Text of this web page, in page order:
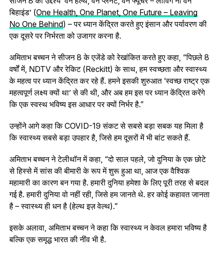
बिहाइंड’ (One Health, One Planet, One Future – Leaving
No One Behind) – पर ध्यान केंद्रित करते हुए इंसान और पर्यावरण की
एक दूसरे पर निर्भरता को उजागर करना है.
अमिताभ बच्चन ने सीजन 8 के एजेंडे को रेखांकित करते हुए कहा, “पिछले 8
वर्षों में, NDTV और रेकिट (Reckitt) के साथ, हम स्वच्छता और स्वास्थ्य
के महत्व पर ध्यान केंद्रित कर रहे हैं. हमने इसकी शुरुआत ‘स्वच्छ राष्ट्र एक
महत्वपूर्ण लक्ष्य क्यों था’ से की थी, और अब हम इस पर ध्यान केंद्रित करेंगे
कि एक स्वस्थ भविष्य इस आधार पर क्यों निर्भर है.”
उन्होंने आगे कहा कि COVID-19 संकट से सबसे बड़ा सबक यह मिला है
कि स्वास्थ्य सबसे बड़ा उपहार है, जिसे हम दूसरों में भी बांट सकते हैं.
अमिताभ बच्चन ने टेलीथॉन में कहा, “दो साल पहले, जो दुनिया के एक छोटे
से हिस्से में सांस की बीमारी के रूप में शुरू हुआ था, आज एक वैश्विक
महामारी का कारण बन गया है. हमारी दुनिया हमेशा के लिए पूरी तरह से बदल
गई है. हमारी दुनिया वो नहीं रही, जिसे हम जानते थे. हर कोई कहावत जानता
है – स्वास्थ्य ही धन है (हेल्थ इज़ वेल्थ).”
इसके अलावा, अमिताभ बच्चन ने कहा कि स्वास्थ्य न केवल हमारा भविष्य है
बल्कि एक समृद्ध भारत की नींव भी है.